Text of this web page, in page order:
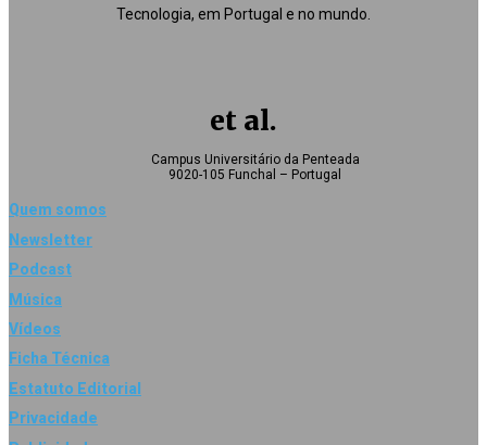
Tecnologia, em Portugal e no mundo.
et al.
Campus Universitário da Penteada
9020-105 Funchal – Portugal
Quem somos
Newsletter
Podcast
Música
Vídeos
Ficha Técnica
Estatuto Editorial
Privacidade